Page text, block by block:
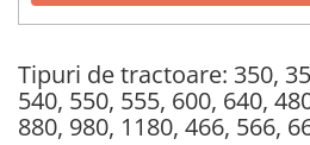
1.2.2. Mecanism de ridicare -
Tiranti si accesorii
1.3. Scaune & Accesorii
1.3.1. Scaune
Tipuri de tractoare: 350,
540, 550, 555, 600, 640,
880, 980, 1180, 466, 566,